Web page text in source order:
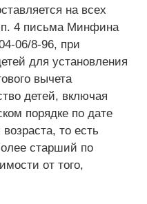
на всех
п. 4 письма Минфина
06/8-96, при
для установления
вычета
детей, включая
порядке по дате
то есть
старший по
от того,